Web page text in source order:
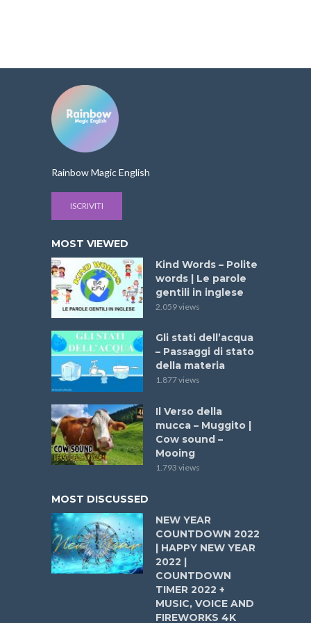
Rainbow Magic English
ISCRIVITI
MOST VIEWED
Kind Words – Polite
words | Le parole
gentili in inglese
2.059 views
Gli stati dell’acqua
– Passaggi di stato
della materia
1.877 views
Il Verso della
mucca – Muggito |
Cow sound –
Mooing
1.793 views
MOST DISCUSSED
NEW YEAR
COUNTDOWN 2022
| HAPPY NEW YEAR
2022 |
COUNTDOWN
TIMER 2022 +
MUSIC, VOICE AND
FIREWORKS 4K